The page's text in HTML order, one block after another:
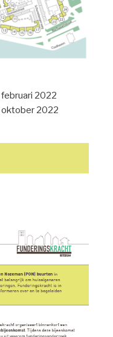
februari 2022
oktober 2022